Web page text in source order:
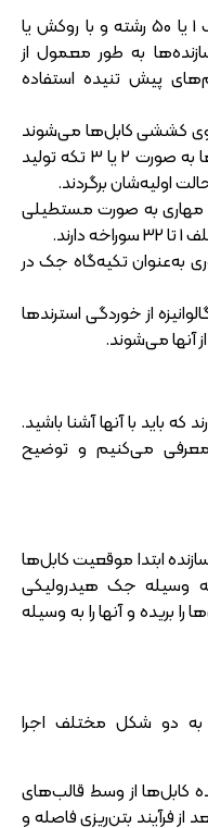
کابل‌ها در انواع مختلف 1 یا 50 رشته و با روکش یا
به طور معمول از
پیش تنیده استفاده
کششی کابل‌ها می‌شوند
و مخروطی‌شکل هستند. گوه‌ها به صورت 2 یا 3 تکه تولید
اولیه‌شان برگردند.
به صورت مستطیلی
به‌عنوان تکیه‌گاه جک در
از خوردگی استرندها
آنها می‌شوند.
باید با آنها آشنا باشید.
معرفی می‌کنیم و توضیح
ابتدا موقعیت کابل‌ها
وسیله جک هیدرولیکی
بریده و آنها را به وسیله
دو شکل مختلف اجرا
کابل‌ها از وسط قالب‌های
از فرآیند بتن‌ریزی فاصله و